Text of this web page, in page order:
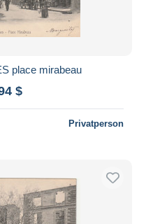
place mirabeau
$
Privatperson